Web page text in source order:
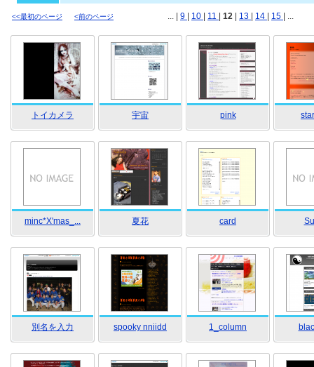
<<最初のページ <前のページ ... | 9 10 11 12 13 14 15 | ...
トイカメラ 宇宙 pink
minc*X'mas_... 夏花 card
別名を入力 spooky nniidd 1_column